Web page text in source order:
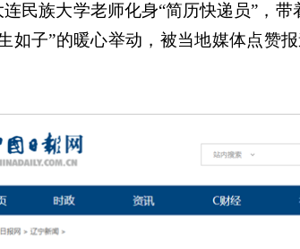
民族大学老师化身“简历快递员”，
如子”的暖心举动，被当地媒体点赞